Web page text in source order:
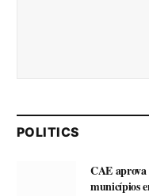
POLITICS
CAE
municípios